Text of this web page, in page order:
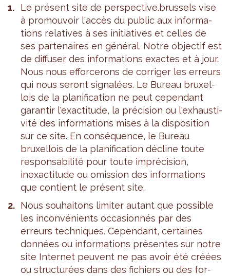
Le pré­sent site de pers­pec­tive.brus­sels vise
à pro­mou­voir l'ac­cès du public aux infor­ma­
tions rela­tives à ses ini­tia­tives et celles de
ses par­te­naires en géné­ral. Notre objec­tif est
de dif­fu­ser des infor­ma­tions exactes et à jour.
Nous nous effor­ce­rons de cor­ri­ger les erreurs
qui nous seront signa­lées. Le Bureau bruxel­
lois de la pla­ni­fi­ca­tion ne peut cepen­dant
garan­tir l'exac­ti­tude, la pré­ci­sion ou l'ex­haus­ti­
vité des infor­ma­tions mises à la dis­po­si­tion
sur ce site. En consé­quence, le Bureau
bruxel­lois de la pla­ni­fi­ca­tion décline toute
res­pon­sa­bi­lité pour toute impré­ci­sion,
inexac­ti­tude ou omis­sion des infor­ma­tions
que contient le pré­sent site.
Nous sou­hai­tons limi­ter autant que pos­sible
les incon­vé­nients occa­sion­nés par des
erreurs tech­niques. Cepen­dant, cer­taines
don­nées ou infor­ma­tions pré­sentes sur notre
site Inter­net peuvent ne pas avoir été créées
ou struc­tu­rées dans des fichiers ou des for­